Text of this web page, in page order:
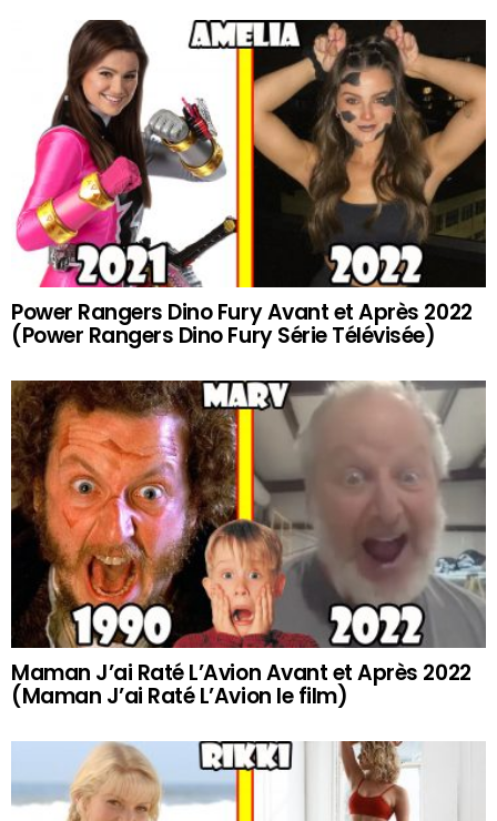
Power Rangers Dino Fury Avant et Après 2022
(Power Rangers Dino Fury Série Télévisée)
Maman J’ai Raté L’Avion Avant et Après 2022
(Maman J’ai Raté L’Avion le film)